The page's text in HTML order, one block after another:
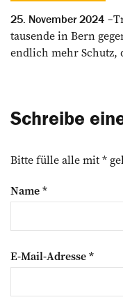
25. November 2024
tausende in Bern
endlich mehr Schutz,
Schreibe
Bitte fülle alle mit *
Name*
E-Mail-Adresse*